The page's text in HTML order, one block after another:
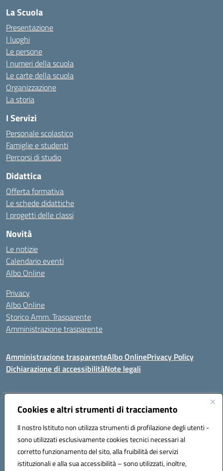
Cookies e altri strumenti di tracciamento
Il nostro Istituto non utilizza strumenti di profilazione degli utenti -
sono utilizzati esclusivamente cookies tecnici necessari al
corretto funzionamento del sito, alla fruibilità dei servizi
istituzionali e alla sua accessibilità – sono utilizzati, inoltre,
La Scuola
Presentazione
I luoghi
Le persone
I numeri della scuola
Le carte della scuola
Organizzazione
La storia
I Servizi
Personale scolastico
Famiglie e studenti
Percorsi di studio
Didattica
Offerta formativa
Le schede didattiche
I progetti delle classi
Novità
Le notizie
Calendario eventi
Albo Online
Privacy
Albo Online
Storico Amm. Trasparente
Amministrazione trasparente
Amministrazione trasparenteAlbo OnlinePrivacy Policy
Dichiarazione di accessibilitàNote legali
Indirizzo:Via Mastelloni - Viale Colombo 71121 Foggia
Posta elettronica certificata (PEC):fgic885004@pec.istruzione.it
Codice fiscale: 94118760712
Codice meccanografico: FGIC885004